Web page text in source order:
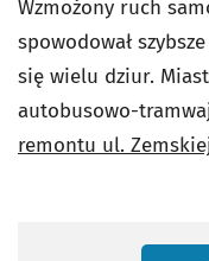
Wzmożony ruch
spowodował
się wielu dziur.
autobusowo-
remontu ul.